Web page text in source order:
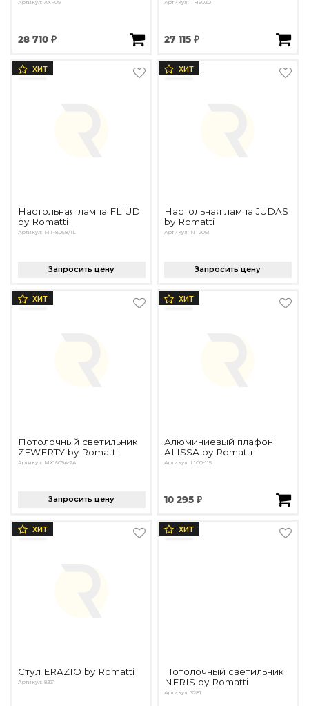
Артикул: AXF09
28 710 ₽
Артикул: TH5030
27 115 ₽
ХИТ
Настольная лампа FLIUD
by Romatti
Артикул: MT-8058/1L
Запросить цену
ХИТ
Настольная лампа JUDAS
by Romatti
Артикул: NT2051
Запросить цену
ХИТ
Потолочный светильник
ZEWERTY by Romatti
Артикул: MX1609A-2A
Запросить цену
ХИТ
Алюминиевый плафон
ALISSA by Romatti
Артикул: L100-115
10 295 ₽
ХИТ
Стул ERAZIO by Romatti
Артикул: 8331
ХИТ
Потолочный светильник
NERIS by Romatti
Артикул: 3281